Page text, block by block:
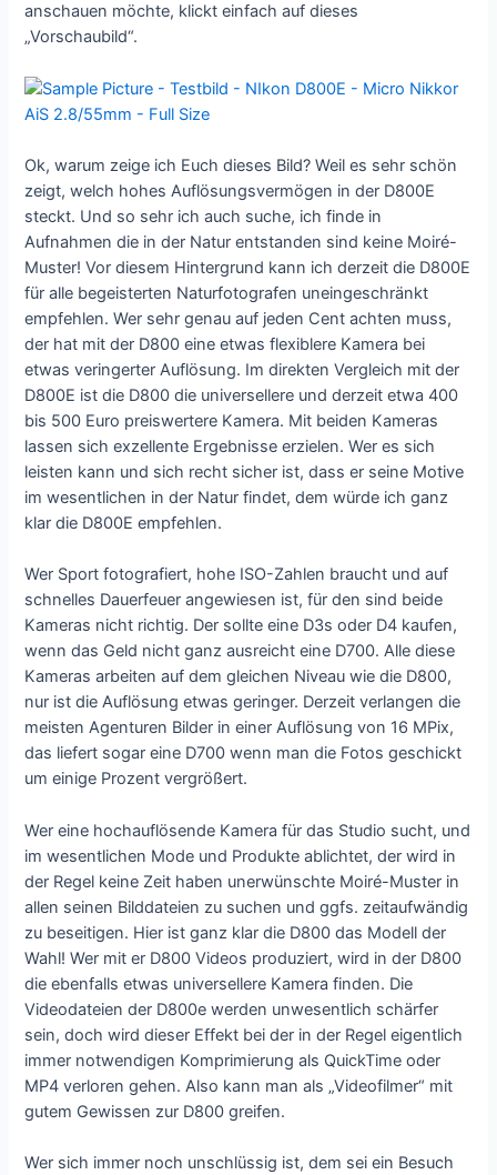
anschauen möchte, klickt einfach auf dieses
„Vorschaubild“.
Ok, warum zeige ich Euch dieses Bild? Weil es sehr schön
zeigt, welch hohes Auflösungsvermögen in der D800E
steckt. Und so sehr ich auch suche, ich finde in
Aufnahmen die in der Natur entstanden sind keine Moiré-
Muster! Vor diesem Hintergrund kann ich derzeit die D800E
für alle begeisterten Naturfotografen uneingeschränkt
empfehlen. Wer sehr genau auf jeden Cent achten muss,
der hat mit der D800 eine etwas flexiblere Kamera bei
etwas veringerter Auflösung. Im direkten Vergleich mit der
D800E ist die D800 die universellere und derzeit etwa 400
bis 500 Euro preiswertere Kamera. Mit beiden Kameras
lassen sich exzellente Ergebnisse erzielen. Wer es sich
leisten kann und sich recht sicher ist, dass er seine Motive
im wesentlichen in der Natur findet, dem würde ich ganz
klar die D800E empfehlen.
Wer Sport fotografiert, hohe ISO-Zahlen braucht und auf
schnelles Dauerfeuer angewiesen ist, für den sind beide
Kameras nicht richtig. Der sollte eine D3s oder D4 kaufen,
wenn das Geld nicht ganz ausreicht eine D700. Alle diese
Kameras arbeiten auf dem gleichen Niveau wie die D800,
nur ist die Auflösung etwas geringer. Derzeit verlangen die
meisten Agenturen Bilder in einer Auflösung von 16 MPix,
das liefert sogar eine D700 wenn man die Fotos geschickt
um einige Prozent vergrößert.
Wer eine hochauflösende Kamera für das Studio sucht, und
im wesentlichen Mode und Produkte ablichtet, der wird in
der Regel keine Zeit haben unerwünschte Moiré-Muster in
allen seinen Bilddateien zu suchen und ggfs. zeitaufwändig
zu beseitigen. Hier ist ganz klar die D800 das Modell der
Wahl! Wer mit er D800 Videos produziert, wird in der D800
die ebenfalls etwas universellere Kamera finden. Die
Videodateien der D800e werden unwesentlich schärfer
sein, doch wird dieser Effekt bei der in der Regel eigentlich
immer notwendigen Komprimierung als QuickTime oder
MP4 verloren gehen. Also kann man als „Videofilmer“ mit
gutem Gewissen zur D800 greifen.
Wer sich immer noch unschlüssig ist, dem sei ein Besuch